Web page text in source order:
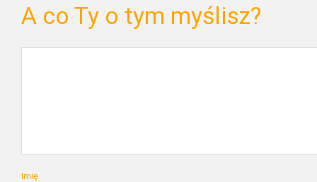
A co Ty o tym myślisz?
Imię